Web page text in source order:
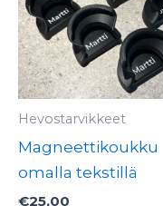
Hevostarvikkeet
Magneettikoukku
omalla tekstillä
€25,00